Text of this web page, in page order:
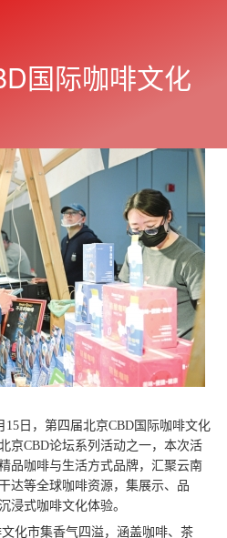
隐
藏
侧
边
栏
往期
国际咖啡文化
日，第四届北京CBD国际咖啡文化
京CBD论坛系列活动之一，本次活
品咖啡与生活方式品牌，汇聚云南
达等全球咖啡资源，集展示、品
浸式咖啡文化体验。
化市集香气四溢，涵盖咖啡、茶